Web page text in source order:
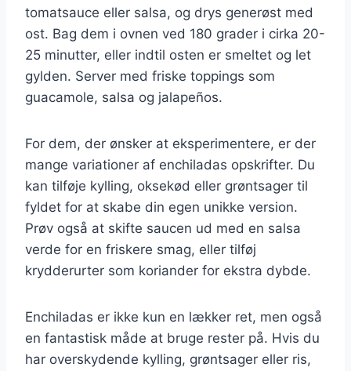
tomatsauce eller salsa, og drys generøst med
ost. Bag dem i ovnen ved 180 grader i cirka 20-
25 minutter, eller indtil osten er smeltet og let
gylden. Server med friske toppings som
guacamole, salsa og jalapeños.
For dem, der ønsker at eksperimentere, er der
mange variationer af enchiladas opskrifter. Du
kan tilføje kylling, oksekød eller grøntsager til
fyldet for at skabe din egen unikke version.
Prøv også at skifte saucen ud med en salsa
verde for en friskere smag, eller tilføj
krydderurter som koriander for ekstra dybde.
Enchiladas er ikke kun en lækker ret, men også
en fantastisk måde at bruge rester på. Hvis du
har overskydende kylling, grøntsager eller ris,